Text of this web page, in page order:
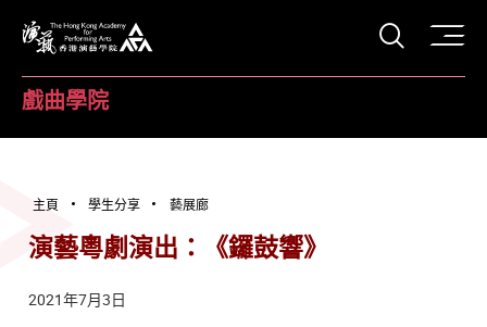
打開
戲曲學院
主頁 學生分享 藝展廊
演藝粵劇演出：《鑼鼓響》
2021年7月3日